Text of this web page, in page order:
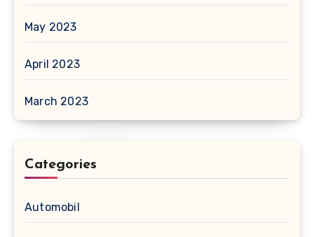
May 2023
April 2023
March 2023
Categories
Automobil